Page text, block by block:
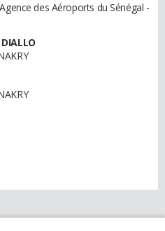
des Aéroports du Sénégal -